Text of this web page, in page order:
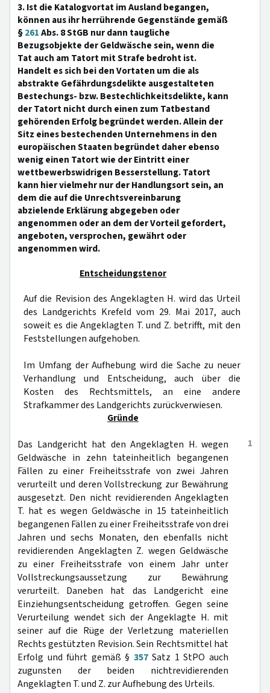
3. Ist die Katalogvortat im Ausland begangen,
können aus ihr herrührende Gegenstände gemäß
§261Abs. 8 StGB nur dann taugliche
Bezugsobjekte der Geldwäsche sein, wenn die
Tat auch am Tatort mit Strafe bedroht ist.
Handelt es sich bei den Vortaten um die als
abstrakte Gefährdungsdelikte ausgestalteten
Bestechungs- bzw. Bestechlichkeitsdelikte, kann
der Tatort nicht durch einen zum Tatbestand
gehörenden Erfolg begründet werden. Allein der
Sitz eines bestechenden Unternehmens in den
europäischen Staaten begründet daher ebenso
wenig einen Tatort wie der Eintritt einer
wettbewerbswidrigen Besserstellung. Tatort
kann hier vielmehr nur der Handlungsort sein, an
dem die auf die Unrechtsvereinbarung
abzielende Erklärung abgegeben oder
angenommen oder an dem der Vorteil gefordert,
angeboten, versprochen, gewährt oder
angenommen wird.
Entscheidungstenor
Auf die Revision des Angeklagten H. wird das Urteil
des Landgerichts Krefeld vom 29. Mai 2017, auch
soweit es die Angeklagten T. und Z. betrifft, mit den
Feststellungen aufgehoben.
Im Umfang der Aufhebung wird die Sache zu neuer
Verhandlung und Entscheidung, auch über die
Kosten des Rechtsmittels, an eine andere
Strafkammer des Landgerichts zurückverwiesen.
Gründe
1
Das Landgericht hat den Angeklagten H. wegen
Geldwäsche in zehn tateinheitlich begangenen
Fällen zu einer Freiheitsstrafe von zwei Jahren
verurteilt und deren Vollstreckung zur Bewährung
ausgesetzt. Den nicht revidierenden Angeklagten
T. hat es wegen Geldwäsche in 15 tateinheitlich
begangenen Fällen zu einer Freiheitsstrafe von drei
Jahren und sechs Monaten, den ebenfalls nicht
revidierenden Angeklagten Z. wegen Geldwäsche
zu einer Freiheitsstrafe von einem Jahr unter
Vollstreckungsaussetzung zur Bewährung
verurteilt. Daneben hat das Landgericht eine
Einziehungsentscheidung getroffen. Gegen seine
Verurteilung wendet sich der Angeklagte H. mit
seiner auf die Rüge der Verletzung materiellen
Rechts gestützten Revision. Sein Rechtsmittel hat
Erfolg und führt gemäß § 357Satz 1 StPO auch
zugunsten der beiden nichtrevidierenden
Angeklagten T. und Z. zur Aufhebung des Urteils.